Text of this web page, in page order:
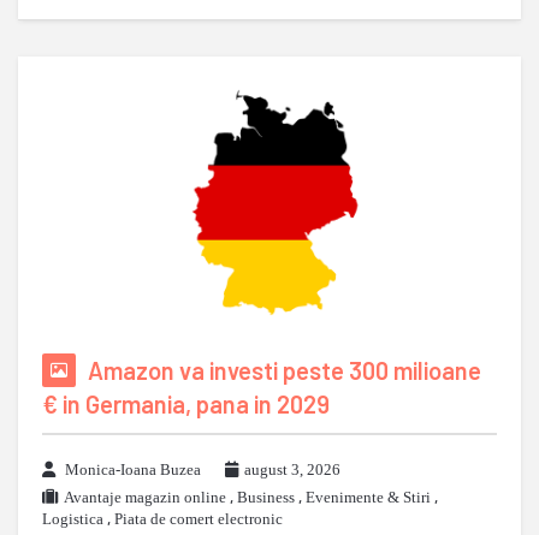
Amazon va investi peste 300 milioane
€ in Germania, pana in 2029
Monica-Ioana Buzea
august 3, 2026
Avantaje magazin online , Business , Evenimente & Stiri ,
Logistica , Piata de comert electronic